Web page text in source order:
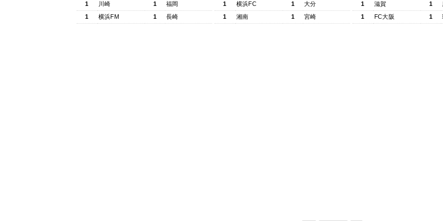
1
川崎 1
福岡
1
横浜FM 1 長崎
1
横浜FC 1
大分
1
湘南 1 宮崎
1
滋賀 1
1
FC大阪 1